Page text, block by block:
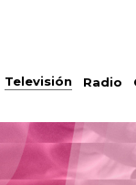
Televisión Radio